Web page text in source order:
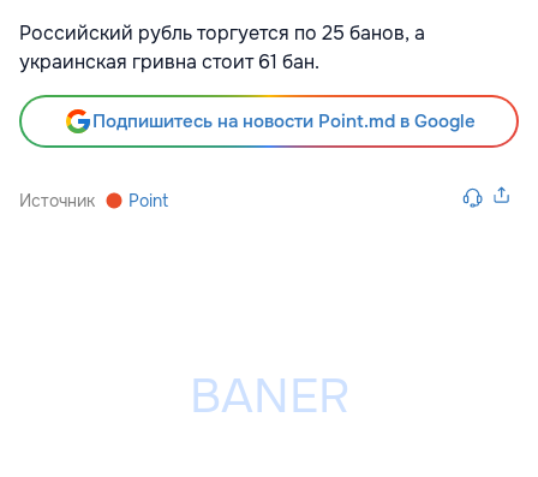
Российский рубль торгуется по 25 банов, а
украинская гривна стоит 61 бан.
Подпишитесь на новости Point.md в Google
Источник Point